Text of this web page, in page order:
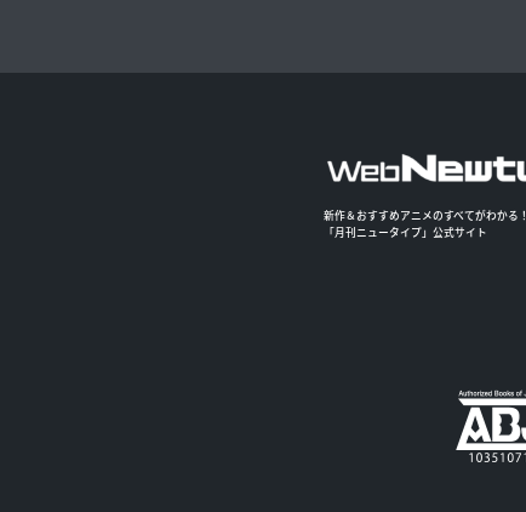
新作＆おすすめアニメのすべてがわかる！
「月刊ニュータイプ」公式サイト